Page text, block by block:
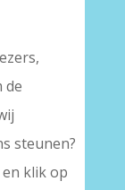
de
steunen?
en klik op